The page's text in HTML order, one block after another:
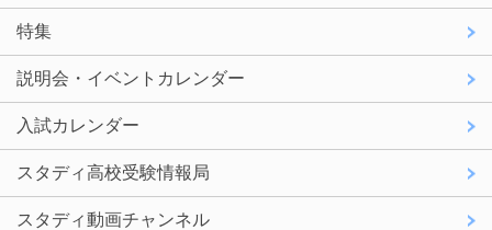
特集
説明会・イベントカレンダー
入試カレンダー
スタディ高校受験情報局
スタディ動画チャンネル